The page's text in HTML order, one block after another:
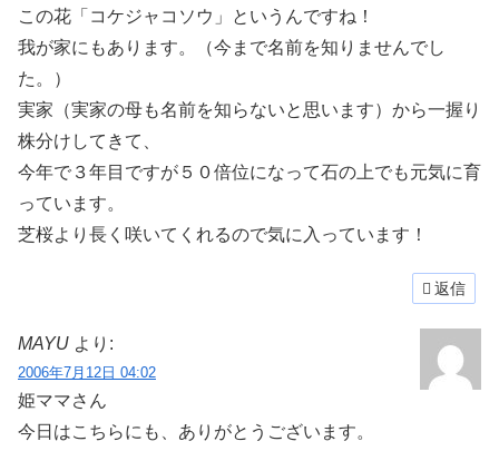
この花「コケジャコソウ」というんですね！
我が家にもあります。（今まで名前を知りませんでし
た。）
実家（実家の母も名前を知らないと思います）から一握り
株分けしてきて、
今年で３年目ですが５０倍位になって石の上でも元気に育
っています。
芝桜より長く咲いてくれるので気に入っています！
返信
MAYU より:
2006年7月12日 04:02
姫ママさん
今日はこちらにも、ありがとうございます。